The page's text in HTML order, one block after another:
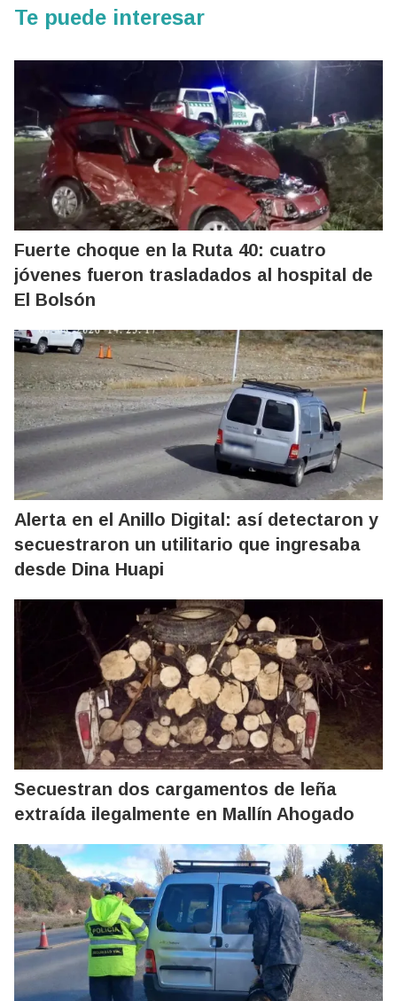
Te puede interesar
Fuerte choque en la Ruta 40: cuatro
jóvenes fueron trasladados al hospital de
El Bolsón
Alerta en el Anillo Digital: así detectaron y
secuestraron un utilitario que ingresaba
desde Dina Huapi
Secuestran dos cargamentos de leña
extraída ilegalmente en Mallín Ahogado